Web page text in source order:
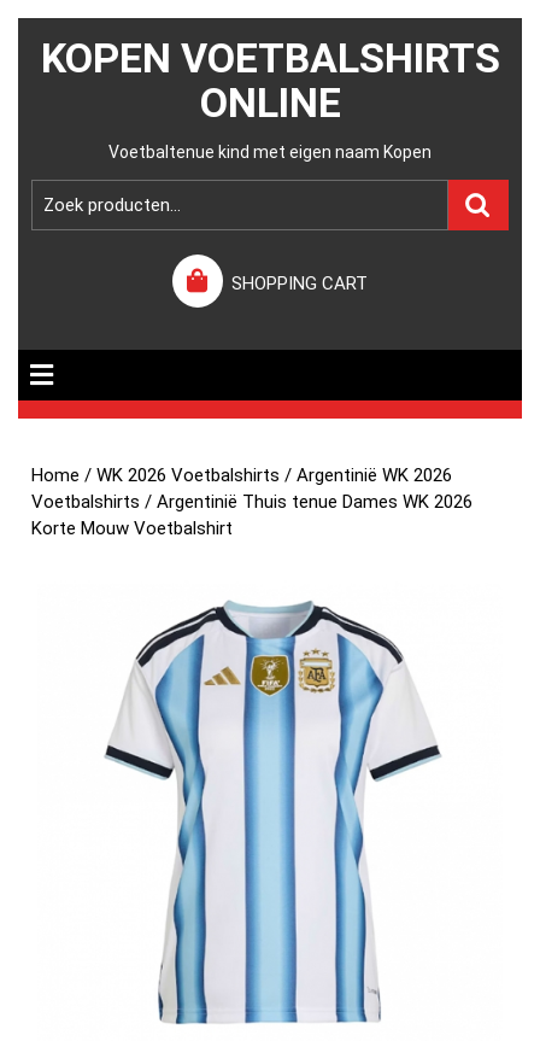
KOPEN VOETBALSHIRTS
ONLINE
Voetbaltenue kind met eigen naam Kopen
SHOPPING CART
Home /WK 2026 Voetbalshirts /Argentinië WK 2026
Voetbalshirts / Argentinië Thuis tenue Dames WK 2026
Korte Mouw Voetbalshirt